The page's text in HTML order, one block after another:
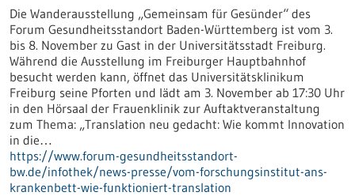
Die Wanderausstellung „Gemeinsam für Gesünder“ des
Forum Gesundheitsstandort Baden-Württemberg ist vom 3.
bis 8. November zu Gast in der Universitätsstadt Freiburg.
Während die Ausstellung im Freiburger Hauptbahnhof
besucht werden kann, öffnet das Universitätsklinikum
Freiburg seine Pforten und lädt am 3. November ab 17:30 Uhr
in den Hörsaal der Frauenklinik zur Auftaktveranstaltung
zum Thema: „Translation neu gedacht: Wie kommt Innovation
in die…
https://www.forum-gesundheitsstandort-
bw.de/infothek/news-presse/vom-forschungsinstitut-ans-
krankenbett-wie-funktioniert-translation